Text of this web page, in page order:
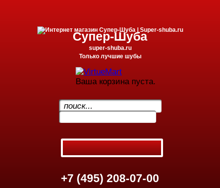
Супер-Шуба
super-shuba.ru
Только лучшие шубы
Ваша корзина пуста.
.
+7 (495) 208-07-00